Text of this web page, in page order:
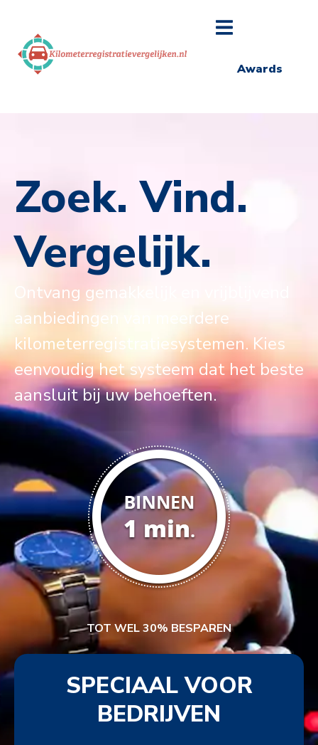
Awards
Zoek. Vind.
Vergelijk.
Ontvang gemakkelijk en vrijblijvend
aanbiedingen van meerdere
kilometerregistratiesystemen. Kies
eenvoudig het systeem dat het beste
aansluit bij uw behoeften.
TOT WEL 30% BESPAREN
SPECIAAL VOOR
BEDRIJVEN